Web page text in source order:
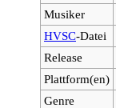
Musiker
HVSC-Datei
Release
Plattform(en)
Genre